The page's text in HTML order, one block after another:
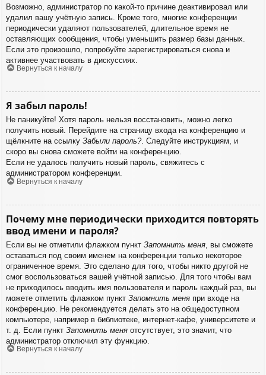
Возможно, администратор по какой-то причине деактивировал или
удалил вашу учётную запись. Кроме того, многие конференции
периодически удаляют пользователей, длительное время не
оставляющих сообщения, чтобы уменьшить размер базы данных.
Если это произошло, попробуйте зарегистрироваться снова и
активнее участвовать в дискуссиях.
Вернуться к началу
Я забыл пароль!
Не паникуйте! Хотя пароль нельзя восстановить, можно легко
получить новый. Перейдите на страницу входа на конференцию и
щёлкните на ссылку Забыли пароль?. Следуйте инструкциям, и
скоро вы снова сможете войти на конференцию.
Если не удалось получить новый пароль, свяжитесь с
администратором конференции.
Вернуться к началу
Почему мне периодически приходится повторять
ввод имени и пароля?
Если вы не отметили флажком пункт Запомнить меня , вы сможете
оставаться под своим именем на конференции только некоторое
ограниченное время. Это сделано для того, чтобы никто другой не
смог воспользоваться вашей учётной записью. Для того чтобы вам
не приходилось вводить имя пользователя и пароль каждый раз, вы
можете отметить флажком пункт Запомнить меня при входе на
конференцию. Не рекомендуется делать это на общедоступном
компьютере, например в библиотеке, интернет-кафе, университете и
т. д. Если пункт Запомнить меня отсутствует, это значит, что
администратор отключил эту функцию.
Вернуться к началу